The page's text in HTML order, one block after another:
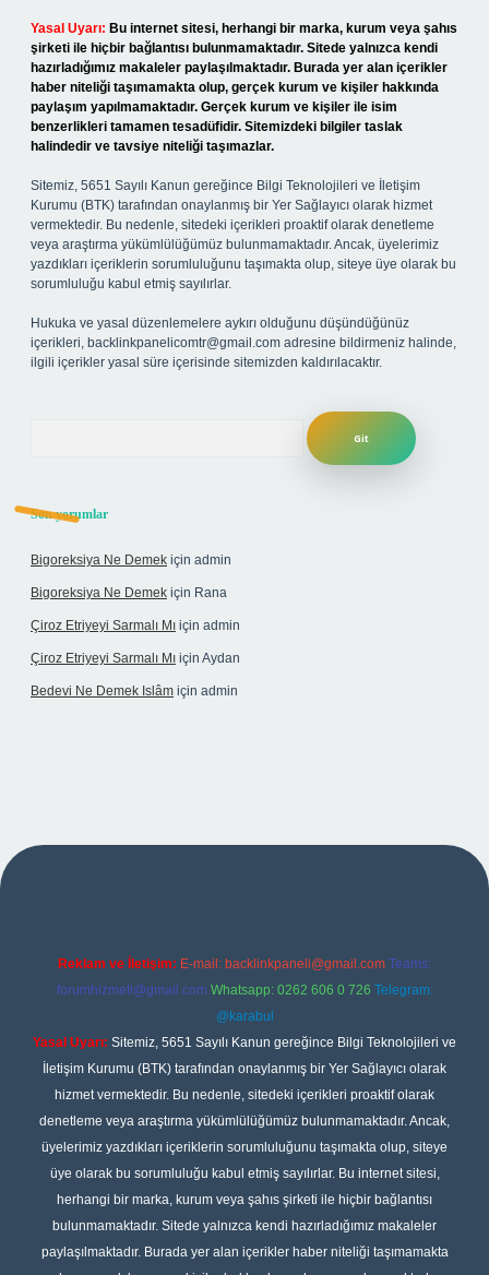
Yasal Uyarı: Bu internet sitesi, herhangi bir marka, kurum veya şahıs
şirketi ile hiçbir bağlantısı bulunmamaktadır. Sitede yalnızca kendi
hazırladığımız makaleler paylaşılmaktadır. Burada yer alan içerikler
haber niteliği taşımamakta olup, gerçek kurum ve kişiler hakkında
paylaşım yapılmamaktadır. Gerçek kurum ve kişiler ile isim
benzerlikleri tamamen tesadüfidir. Sitemizdeki bilgiler taslak
halindedir ve tavsiye niteliği taşımazlar.
Sitemiz, 5651 Sayılı Kanun gereğince Bilgi Teknolojileri ve İletişim
Kurumu (BTK) tarafından onaylanmış bir Yer Sağlayıcı olarak hizmet
vermektedir. Bu nedenle, sitedeki içerikleri proaktif olarak denetleme
veya araştırma yükümlülüğümüz bulunmamaktadır. Ancak, üyelerimiz
yazdıkları içeriklerin sorumluluğunu taşımakta olup, siteye üye olarak bu
sorumluluğu kabul etmiş sayılırlar.
Hukuka ve yasal düzenlemelere aykırı olduğunu düşündüğünüz
içerikleri, backlinkpanelicomtr@gmail.com adresine bildirmeniz halinde,
ilgili içerikler yasal süre içerisinde sitemizden kaldırılacaktır.
Son yorumlar
Bigoreksiya Ne Demek için admin
Bigoreksiya Ne Demek için Rana
Çiroz Etriyeyi Sarmalı Mı için admin
Çiroz Etriyeyi Sarmalı Mı için Aydan
Bedevi Ne Demek Islâm için admin
Reklam ve İletişim: E-mail: backlinkpaneli@gmail.com Teams:
forumhizmeti@gmail.com Whatsapp: 0262 606 0 726 Telegram:
@karabul
Yasal Uyarı: Sitemiz, 5651 Sayılı Kanun gereğince Bilgi Teknolojileri ve
İletişim Kurumu (BTK) tarafından onaylanmış bir Yer Sağlayıcı olarak
hizmet vermektedir. Bu nedenle, sitedeki içerikleri proaktif olarak
denetleme veya araştırma yükümlülüğümüz bulunmamaktadır. Ancak,
üyelerimiz yazdıkları içeriklerin sorumluluğunu taşımakta olup, siteye
üye olarak bu sorumluluğu kabul etmiş sayılırlar. Bu internet sitesi,
herhangi bir marka, kurum veya şahıs şirketi ile hiçbir bağlantısı
bulunmamaktadır. Sitede yalnızca kendi hazırladığımız makaleler
paylaşılmaktadır. Burada yer alan içerikler haber niteliği taşımamakta